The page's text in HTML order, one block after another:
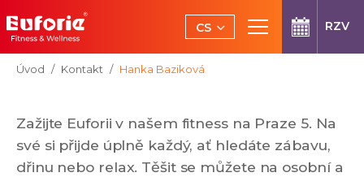
Přeskočit na hlavní obsah
CS
EN
RZV
Jsi tady:
Úvod Kontakt Hanka Baziková
Zažijte Euforii v našem fitness na Praze 5. Na
své si přijde úplně každý, ať hledáte zábavu,
dřinu nebo relax. Těšit se můžete na osobní a